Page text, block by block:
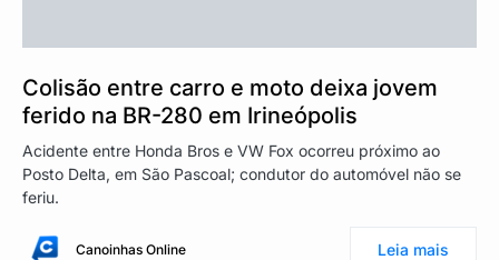
Colisão entre carro e moto deixa jovem
ferido na BR-280 em Irineópolis
Acidente entre Honda Bros e VW Fox ocorreu próximo ao
Posto Delta, em São Pascoal; condutor do automóvel não se
feriu.
Canoinhas Online Leia mais